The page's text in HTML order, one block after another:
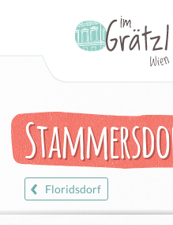
Floridsdorf